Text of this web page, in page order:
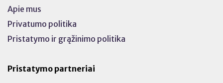
Apie mus
Privatumo politika
Pristatymo ir grąžinimo politika
Pristatymo partneriai